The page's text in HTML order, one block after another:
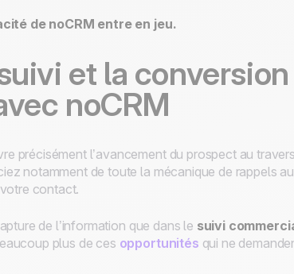
de noCRM entre en jeu.
et la
noCRM
précisément l’avancement du prospect au
notamment de toute la mécanique de rappels
contact.
de l’information que dans le suivi
plus de ces opportunités qui ne